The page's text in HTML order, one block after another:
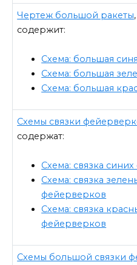
Чертеж большой ракеты
содержит:
Схема: большая
Схема: большая
Схема: большая
Схемы связки
содержат:
Схема: связка
Схема: связка
фейерверков
Схема: связка
фейерверков
Схемы большой связки